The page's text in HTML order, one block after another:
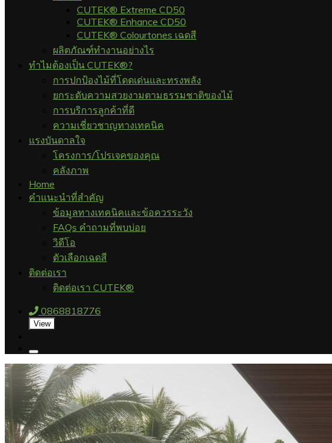
CUTEK® Extreme CD50
CUTEK® Enhance CD50
CUTEK® Colourtones เฉดสี
ผลิตภัณฑ์ทำงานอย่างไร
ทำไมต้องเป็น CUTEK®?
การปกป้องไม้ที่โดดเด่นและทรงพลัง
ยกระดับความสวยงามตามธรรมชาติของไม้
การบริการลูกค้าที่ดี
ความเชี่ยวชาญทางเทคนิค
แรงบันดาลใจ
โครงการ/โปรเจคของคุณ
คลังภาพ
Home
คำแนะนำที่สำคัญ
ข้อมูลทางเทคนิคและข้อควรระวัง
FAQs คำถามที่พบบ่อย
วิดีโอ
ตัวเลือกเฉดสี
ติดต่อเรา
ติดต่อเรา CUTEK®
0868818776
View